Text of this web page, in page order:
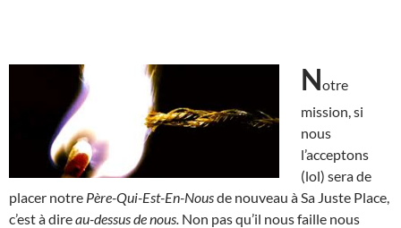
Notre
mission, si
nous
l’acceptons
(lol) sera de
placer notre Père-Qui-Est-En-Nousde nouveau à Sa Juste Place,
c’est à direau-dessus de nous. Non pas qu’il nous faille nous